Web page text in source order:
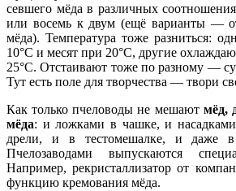
севшего мёда в различных
или восемь к двум (ещё варианты —
мёда). Температура тоже разниться:
10°C и месят при 20°C, другие
25°C. Отстаивают тоже по разному —
Тут есть поле для творчества — твори
Как только пчеловоды не мешают мёд,
мёда: и ложками в чашке, и
дрели, и в тестомешалке, и даже в
Пчелозаводами выпускаются
Например, рекристаллизатор от
функцию кремования мёда.